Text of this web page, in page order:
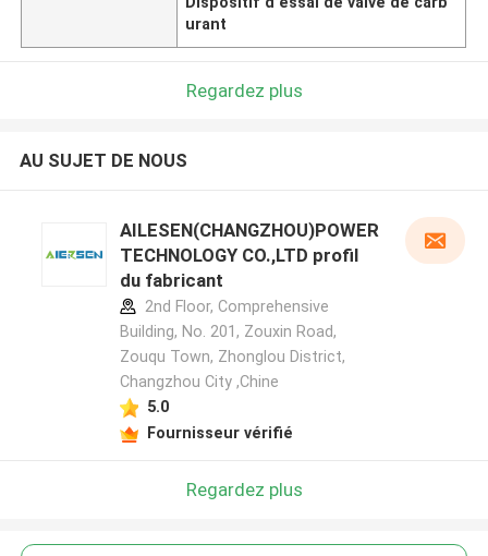
urant
Regardez plus
AU SUJET DE NOUS
AILESEN(CHANGZHOU)POWER
TECHNOLOGY CO.,LTD profil
du fabricant
2nd Floor, Comprehensive
Building, No. 201, Zouxin Road,
Zouqu Town, Zhonglou District,
Changzhou City ,Chine
5.0
Fournisseur vérifié
Regardez plus